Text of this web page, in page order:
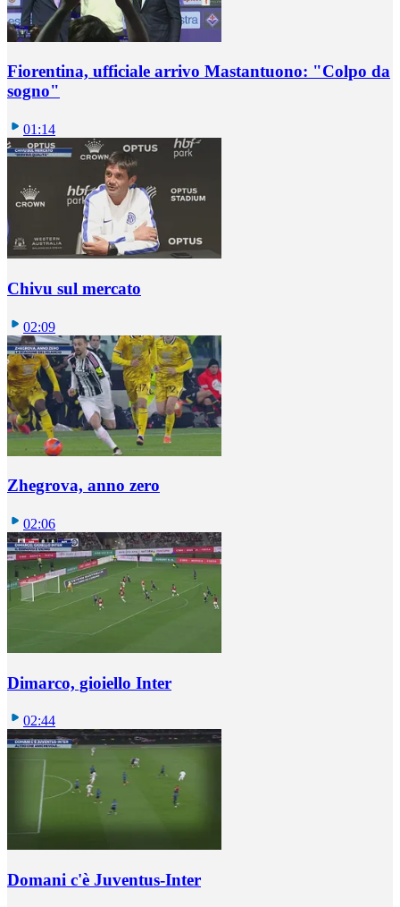
Fiorentina, ufficiale arrivo Mastantuono: "Colpo da
sogno"
01:14
Chivu sul mercato
02:09
Zhegrova, anno zero
02:06
Dimarco, gioiello Inter
02:44
Domani c'è Juventus-Inter